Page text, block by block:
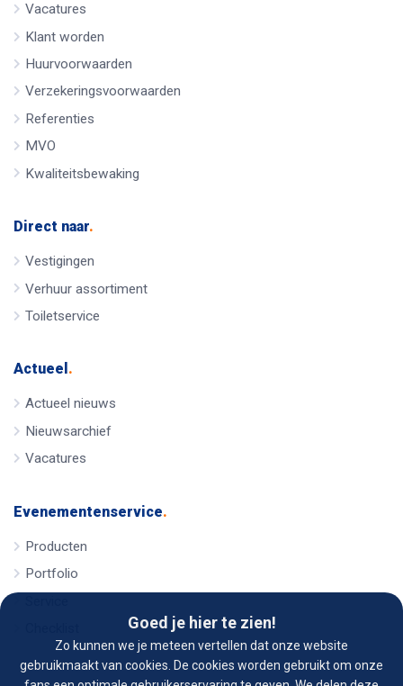
Goed je hier te zien!
Zo kunnen we je meteen vertellen dat onze website
gebruikmaakt van cookies. De cookies worden gebruikt om onze
Vacatures
Klant worden
Huurvoorwaarden
Verzekeringsvoorwaarden
Referenties
MVO
Kwaliteitsbewaking
Direct naar.
Vestigingen
Verhuur assortiment
Toiletservice
Actueel .
Actueel nieuws
Nieuwsarchief
Vacatures
Evenementenservice.
Producten
Portfolio